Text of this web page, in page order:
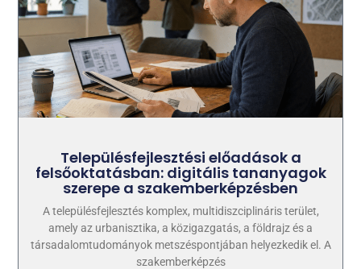
Településfejlesztési előadások a
felsőoktatásban: digitális tananyagok
szerepe a szakemberképzésben
A településfejlesztés komplex, multidiszciplináris terület,
amely az urbanisztika, a közigazgatás, a földrajz és a
társadalomtudományok metszéspontjában helyezkedik el. A
szakemberképzés